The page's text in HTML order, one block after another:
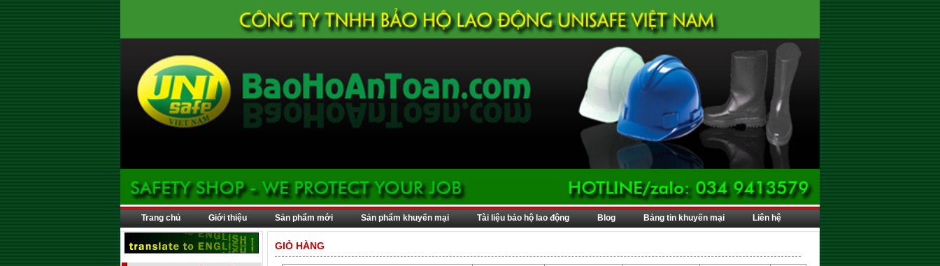
Trang chủ Giới thiệu Sản phẩm mới Sản phẩm khuyến mại Tài liệu bảo hộ lao động Blog Bảng tin khuyến mại Liên hệ
GIỎ HÀNG